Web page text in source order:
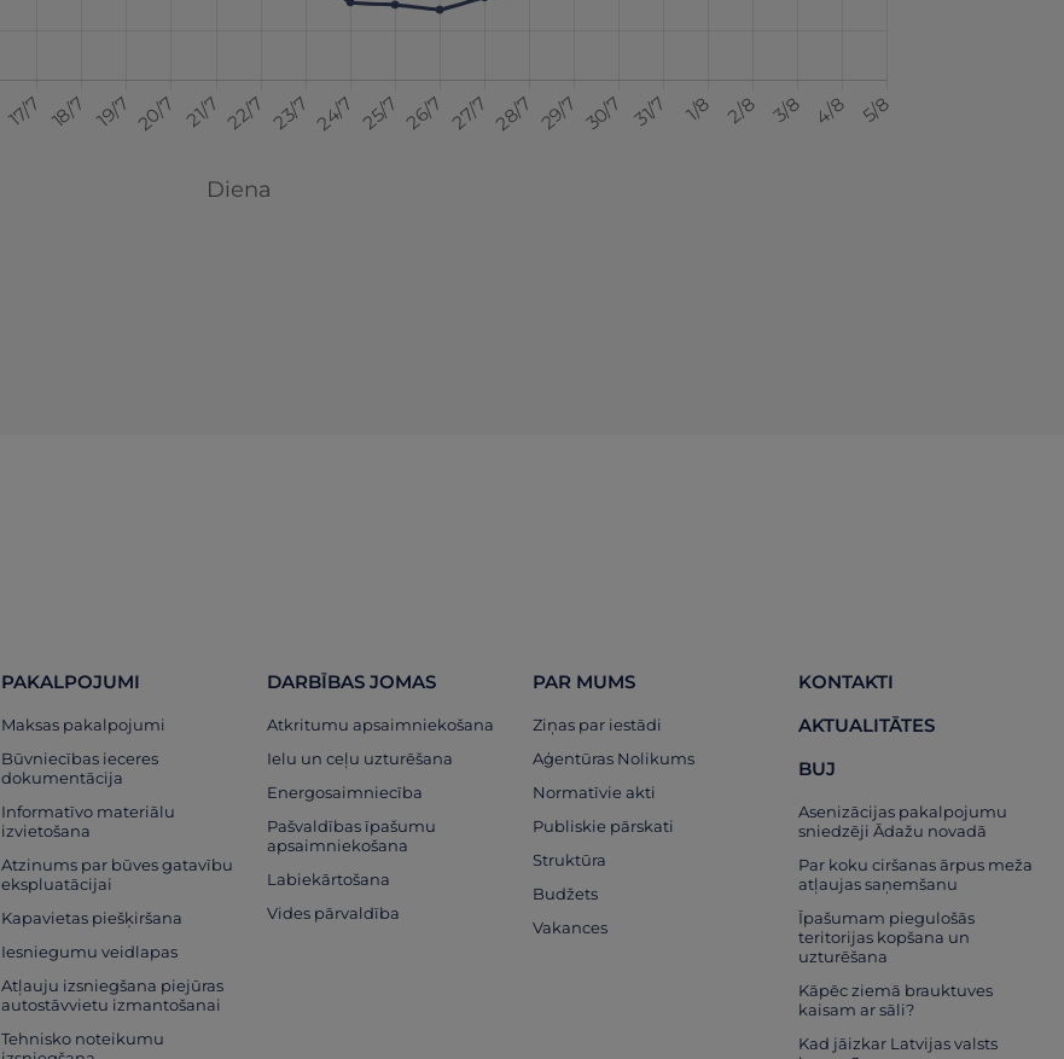
PAKALPOJUMI
Maksas pakalpojumi
Būvniecības ieceres
dokumentācija
Informatīvo materiālu
izvietošana
Atzinums par būves gatavību
ekspluatācijai
Kapavietas piešķiršana
Iesniegumu veidlapas
Atļauju izsniegšana piejūras
autostāvvietu izmantošanai
Tehnisko noteikumu
DARBĪBAS JOMAS
Atkritumu apsaimniekošana
Ielu un ceļu uzturēšana
Energosaimniecība
Pašvaldības īpašumu
apsaimniekošana
Labiekārtošana
Vides pārvaldība
PAR MUMS
Ziņas par iestādi
Aģentūras Nolikums
Normatīvie akti
Publiskie pārskati
Struktūra
Budžets
Vakances
KONTAKTI
AKTUALITĀTES
BUJ
Asenizācijas pakalpojumu
sniedzēji Ādažu novadā
Par koku ciršanas ārpus meža
atļaujas saņemšanu
Īpašumam piegulošās
teritorijas kopšana un
uzturēšana
Kāpēc ziemā brauktuves
kaisam ar sāli?
Kad jāizkar Latvijas valsts